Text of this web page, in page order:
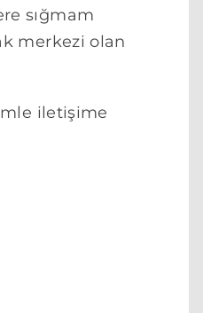
sığmam
merkezi olan
iletişime